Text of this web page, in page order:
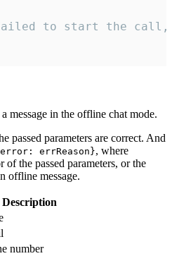
to start the
message in the offline chat mode.
passed parameters are correct. And
errReason}, where
the passed parameters, or the
offline message.
Description
number